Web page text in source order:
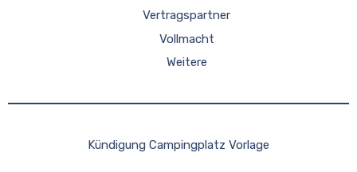
Vertragspartner
Vollmacht
Weitere
Kündigung Campingplatz Vorlage